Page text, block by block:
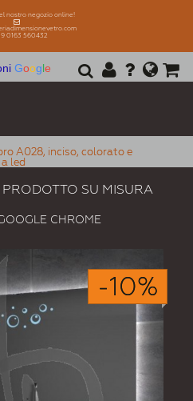
nostro negozio online!
0163 560432
Google
A028, inciso, colorato e
led
SU MISURA
CHROME
-10%